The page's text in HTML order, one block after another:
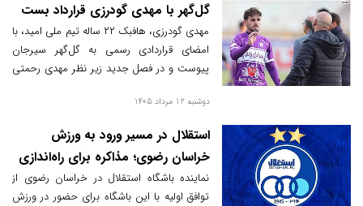
گل‌گهر با مهدی گودرزی قرارداد بست
مهدی گودرزی، هافبک ۲۲ ساله تیم ملی امید، با
امضای قراردادی رسمی به گل‌گهر سیرجان
پیوست و در فصل جدید زیر نظر مهدی رحمتی
دوشنبه 12 مرداد 1405
استقلال در مسیر ورود به ورزش
خراسان رضوی؛ مذاکره برای راه‌اندازی
۶ تیم لیگ برتری
نماینده باشگاه استقلال در خراسان رضوی از
توافق اولیه با این باشگاه برای حضور در ورزش